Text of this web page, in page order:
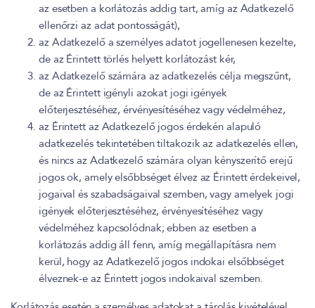
az esetben a korlátozás addig tart, amíg az Adatkezelő
ellenőrzi az adat pontosságát),
az Adatkezelő a személyes adatot jogellenesen kezelte,
de az Érintett törlés helyett korlátozást kér,
az Adatkezelő számára az adatkezelés célja megszűnt,
de az Érintett igényli azokat jogi igények
előterjesztéséhez, érvényesítéséhez vagy védelméhez,
az Érintett az Adatkezelő jogos érdekén alapuló
adatkezelés tekintetében tiltakozik az adatkezelés ellen,
és nincs az Adatkezelő számára olyan kényszerítő erejű
jogos ok, amely elsőbbséget élvez az Érintett érdekeivel,
jogaival és szabadságaival szemben, vagy amelyek jogi
igények előterjesztéséhez, érvényesítéséhez vagy
védelméhez kapcsolódnak; ebben az esetben a
korlátozás addig áll fenn, amíg megállapításra nem
kerül, hogy az Adatkezelő jogos indokai elsőbbséget
élveznek-e az Érintett jogos indokaival szemben.